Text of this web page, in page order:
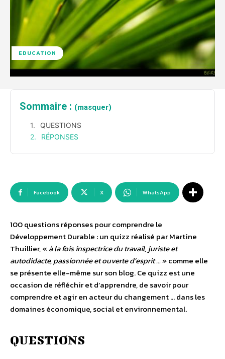
EDUCATION
Sommaire : (masquer)
QUESTIONS
RÉPONSES
Facebook X WhatsApp
100 questions réponses pour comprendre le
Développement Durable : un quizz réalisé par Martine
Thuillier, « à la fois inspectrice du travail, juriste et
autodidacte, passionnée et ouverte d’esprit …» comme elle
se présente elle-même sur son blog. Ce quizz est une
occasion de réfléchir et d’apprendre, de savoir pour
comprendre et agir en acteur du changement … dans les
domaines économique, social et environnemental.
QUESTIONS